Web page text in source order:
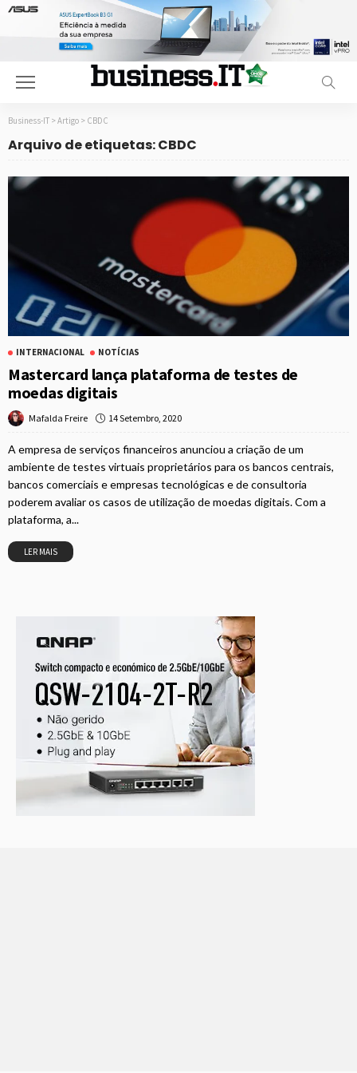
Business-IT > Artigo > CBDC
Arquivo de etiquetas: CBDC
INTERNACIONAL NOTÍCIAS
Mastercard lança plataforma de testes de
moedas digitais
Mafalda Freire 14 Setembro, 2020
A empresa de serviços financeiros anunciou a criação de um
ambiente de testes virtuais proprietários para os bancos centrais,
bancos comerciais e empresas tecnológicas e de consultoria
poderem avaliar os casos de utilização de moedas digitais. Com a
plataforma, a...
LER MAIS